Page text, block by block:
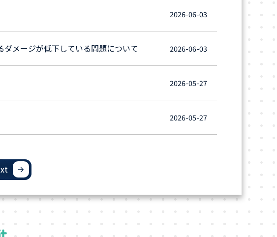
2026-06-03
メージが低下している問題について 2026-06-03
2026-05-27
2026-05-27